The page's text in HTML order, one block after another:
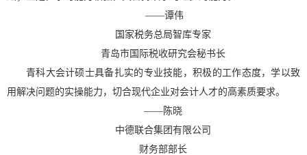
——谭伟
国家税务总局智库专家
青岛市国际税收研究会秘书长
青科大会计硕士具备扎实的专业技能，积极的工作态度，学以致
用解决问题的实操能力，切合现代企业对会计人才的高素质要求。
——陈晓
中德联合集团有限公司
财务部部长